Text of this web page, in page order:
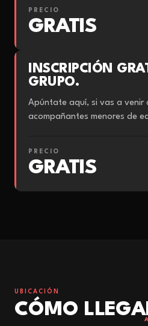
PRECIO
GRATIS
INSCRIPCIÓN
GRUPO.
Apúntate aquí, si vas a venir
acompañantes menores de
PRECIO
GRATIS
UBICACIÓN
CÓMO